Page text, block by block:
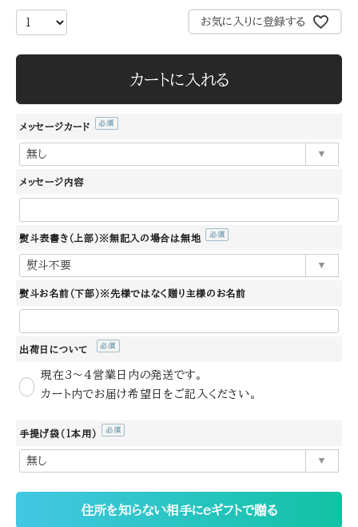
お気に入りに登録する
カートに入れる
メッセージカード
メッセージ内容
熨斗表書き（上部）※無記入の場合は無地
熨斗お名前（下部）※先様ではなく贈り主様のお名前
出荷日について
須)
現在3～4営業日内の発送です。
カート内でお届け希望日をご記入ください。
手提げ袋（1本用）
住所を知らない相手にeギフトで贈る